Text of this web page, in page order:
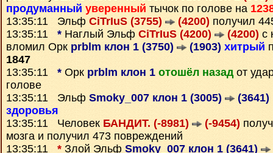
продуманный уверенный тычок по голове на
13:35:11 Эльф CiTrIuS (3755) (4200) получил
13:35:11 * Наглый Эльф CiTrIuS (4200) (4200) с
вломил Орк prblm клон 1 (3750) (1903) хитрый
1847
13:35:11 * Орк prblm клон 1 отошёл назадот
голове
13:35:11 Эльф Smoky_007 клон 1 (3005) (3641)
здоровья
13:35:11 Человек БАНДИТ. (-8981) (-9454)
мозга и получил 473 повреждений
13:35:11 * Злой Эльф Smoky_007 клон 1 (3641)